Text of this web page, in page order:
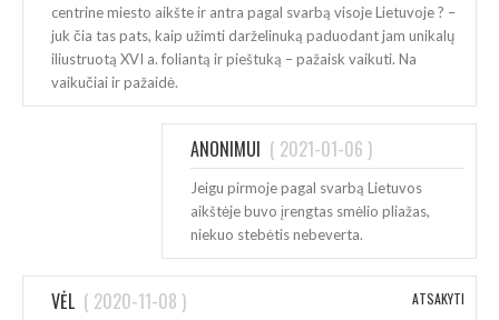
centrine miesto aikšte ir antra pagal svarbą visoje Lietuvoje ? –
juk čia tas pats, kaip užimti darželinuką paduodant jam unikalų
iliustruotą XVI a. foliantą ir pieštuką – pažaisk vaikuti. Na
vaikučiai ir pažaidė.
ANONIMUI ( 2021-01-06 )
Jeigu pirmoje pagal svarbą Lietuvos
aikštėje buvo įrengtas smėlio pliažas,
niekuo stebėtis nebeverta.
VĖL ( 2020-11-08 ) ATSAKYTI